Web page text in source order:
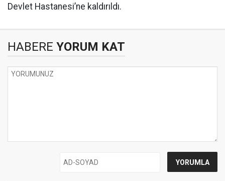
Devlet Hastanesi’ne kaldırıldı.
HABERE YORUM KAT